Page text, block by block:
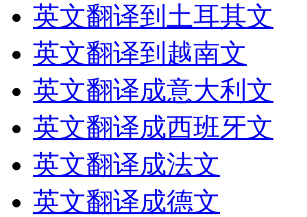
英文翻译到土耳其文
英文翻译到越南文
英文翻译成意大利文
英文翻译成西班牙文
英文翻译成法文
英文翻译成德文